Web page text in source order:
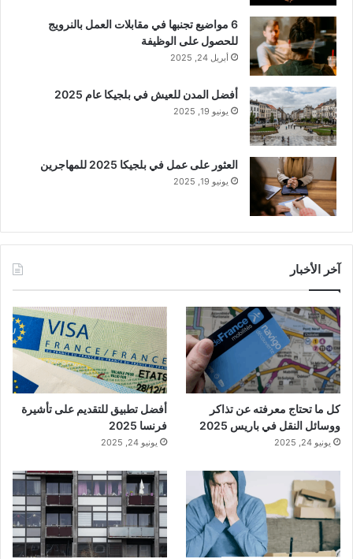
6 مواضيع تجنبها في مقابلات العمل بالنرويج
للحصول على الوظيفة
أبريل 24, 2025
أفضل المدن للعيش في بلجيكا عام 2025
يونيو 19, 2025
العثور على عمل في بلجيكا 2025 للمهاجرين
يونيو 19, 2025
آخر الأخبار
كل ما تحتاج معرفته عن تذاكر
ووسائل النقل في باريس 2025
يونيو 24, 2025
أفضل تطبيق للتقديم على تأشيرة
فرنسا 2025
يونيو 24, 2025